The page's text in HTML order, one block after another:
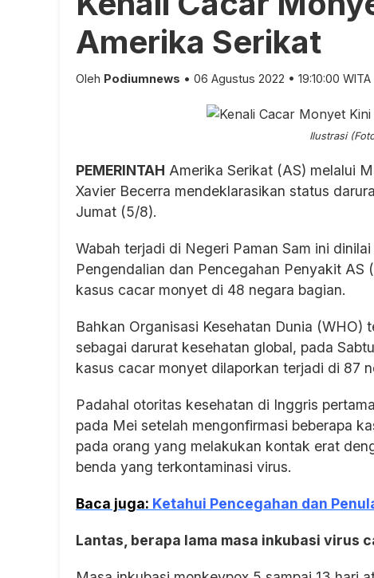
Amerika Serikat
Oleh Podiumnews • 06 Agustus 2022 • 19:10:00 WITA
Ilustrasi
PEMERINTAH Amerika Serikat (AS) melalui
Xavier Becerra mendeklarasikan status
Jumat (5/8).
Wabah terjadi di Negeri Paman Sam ini
Pengendalian dan Pencegahan Penyakit
kasus cacar monyet di 48 negara bagian.
Bahkan Organisasi Kesehatan Dunia
sebagai darurat kesehatan global, pada
kasus cacar monyet dilaporkan terjadi di 87
Padahal otoritas kesehatan di Inggris
pada Mei setelah mengonfirmasi beberapa
pada orang yang melakukan kontak erat
benda yang terkontaminasi virus.
Baca juga: Ketahui Pencegahan dan
Lantas, berapa lama masa inkubasi virus